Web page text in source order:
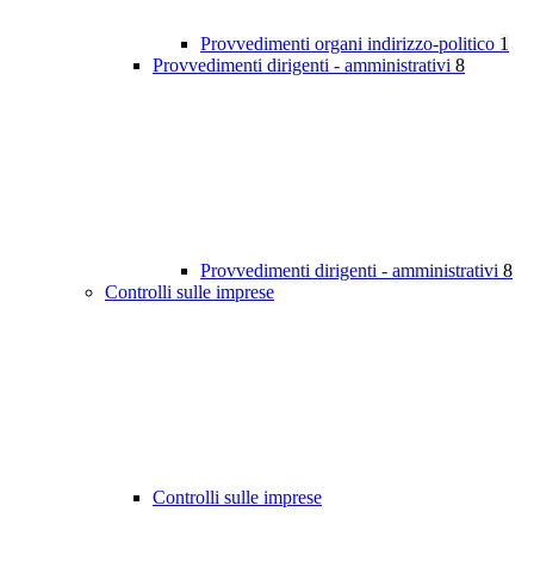
Provvedimenti organi indirizzo-politico 1
Provvedimenti dirigenti - amministrativi 8
Provvedimenti dirigenti - amministrativi 8
Controlli sulle imprese
Controlli sulle imprese